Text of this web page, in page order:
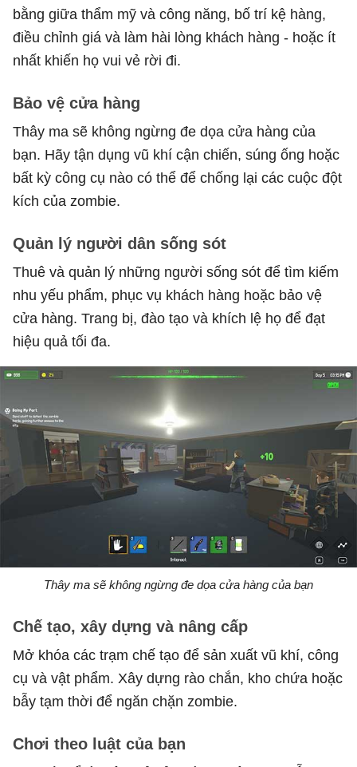
bằng giữa thẩm mỹ và công năng, bố trí kệ hàng,
điều chỉnh giá và làm hài lòng khách hàng - hoặc ít
nhất khiến họ vui vẻ rời đi.
Bảo vệ cửa hàng
Thây ma sẽ không ngừng đe dọa cửa hàng của
bạn. Hãy tận dụng vũ khí cận chiến, súng ống hoặc
bất kỳ công cụ nào có thể để chống lại các cuộc đột
kích của zombie.
Quản lý người dân sống sót
Thuê và quản lý những người sống sót để tìm kiếm
nhu yếu phẩm, phục vụ khách hàng hoặc bảo vệ
cửa hàng. Trang bị, đào tạo và khích lệ họ để đạt
hiệu quả tối đa.
Thây ma sẽ không ngừng đe dọa cửa hàng của bạn
Chế tạo, xây dựng và nâng cấp
Mở khóa các trạm chế tạo để sản xuất vũ khí, công
cụ và vật phẩm. Xây dựng rào chắn, kho chứa hoặc
bẫy tạm thời để ngăn chặn zombie.
Chơi theo luật của bạn